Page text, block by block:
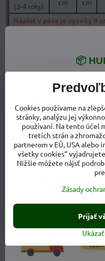
(3-4 roky)
cm
cm
Náplet v páse je vysoký 8
stĺpci uvádzame obvod
Boky, vnútorná dĺžka
rozmery nohavíc
Cookies používame na
stránky, analýzu jej
používaní. Na tento účel
tretích strán a
partnerom v EÚ, USA alebo
všetky cookies“
Nižšie môžete nájsť
Zásady
Prijať
📦